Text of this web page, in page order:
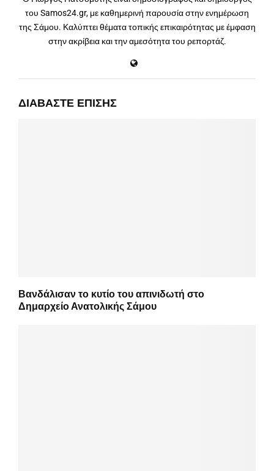
του Samos24.gr, με καθημερινή παρουσία στην ενημέρωση
της Σάμου. Καλύπτει θέματα τοπικής επικαιρότητας με έμφαση
στην ακρίβεια και την αμεσότητα του ρεπορτάζ.
ΔΙΑΒΆΣΤΕ ΕΠΊΣΗΣ
Βανδάλισαν το κυτίο του απινιδωτή στο
Δημαρχείο Ανατολικής Σάμου